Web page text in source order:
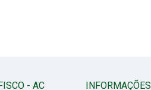
- AC INFORMAÇÕES